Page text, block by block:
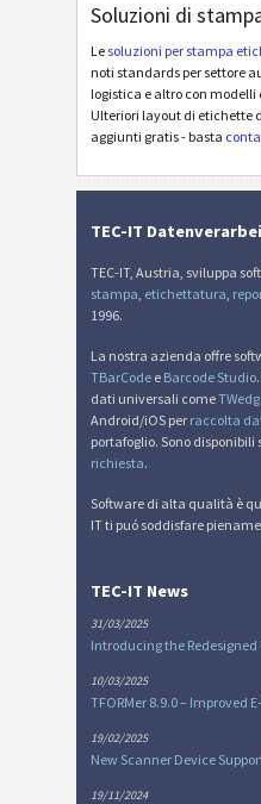
Mandato
₣ QR-
M
Soluzioni di
Le soluzioni per stampa
noti standards per settore
logistica e altro con
Ulteriori layout di etichette
aggiunti gratis - basta
TEC-IT
TEC-IT, Austria, sviluppa
stampa, etichettatura,
1996.
La nostra azienda offre
TBarCode e Barcode Studio
dati universali come
Android/iOS per raccolta
portafoglio. Sono
richiesta.
Software di alta qualità è
IT ti puó soddisfare
TEC-IT News
31/03/2025
Introducing the Redesigned
10/03/2025
TFORMer 8.9.0 – Improved
19/02/2025
New Scanner Device
19/11/2024